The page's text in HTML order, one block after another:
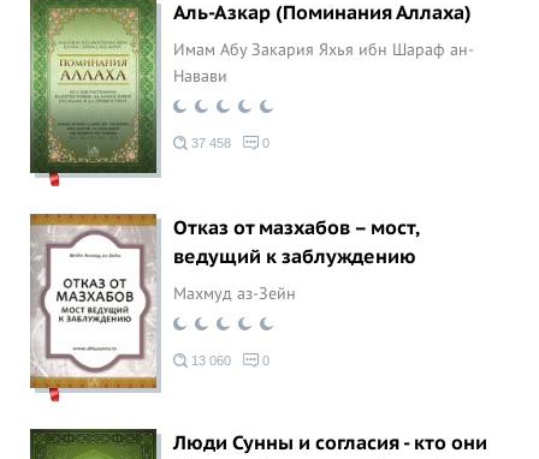
Аль-Азкар (Поминания Аллаха)
Имам Абу Закария Яхья ибн Шараф ан-
Навави
37 458 0
Отказ от мазхабов – мост,
ведущий к заблуждению
Махмуд аз-Зейн
13 060 0
Люди Сунны и согласия - кто они